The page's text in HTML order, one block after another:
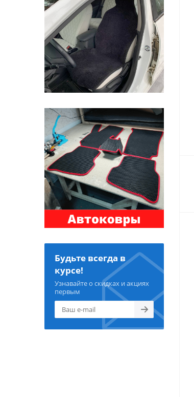
Будьте всегда в
курсе!
Узнавайте о скидках и акциях
первым